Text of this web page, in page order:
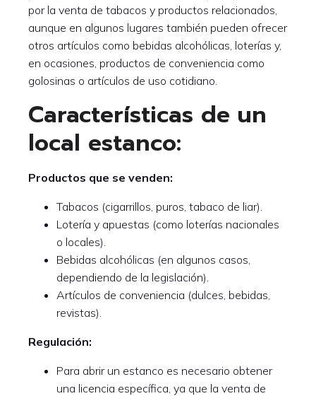
por la venta de tabacos y productos relacionados,
aunque en algunos lugares también pueden ofrecer
otros artículos como bebidas alcohólicas, loterías y,
en ocasiones, productos de conveniencia como
golosinas o artículos de uso cotidiano.
Características de un
local estanco:
Productos que se venden:
Tabacos (cigarrillos, puros, tabaco de liar).
Lotería y apuestas (como loterías nacionales
o locales).
Bebidas alcohólicas (en algunos casos,
dependiendo de la legislación).
Artículos de conveniencia (dulces, bebidas,
revistas).
Regulación:
Para abrir un estanco es necesario obtener
una licencia específica, ya que la venta de